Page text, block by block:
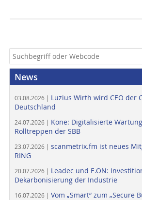
News
03.08.2026 | Luzius Wirth wird CEO der
Deutschland
24.07.2026 | Kone: Digitalisierte
Rolltreppen der SBB
23.07.2026 | scanmetrix.fm ist neues
RING
20.07.2026 | Leadec und E.ON:
Dekarbonisierung der Industrie
16.07.2026 | Vom „Smart“ zum „Secure